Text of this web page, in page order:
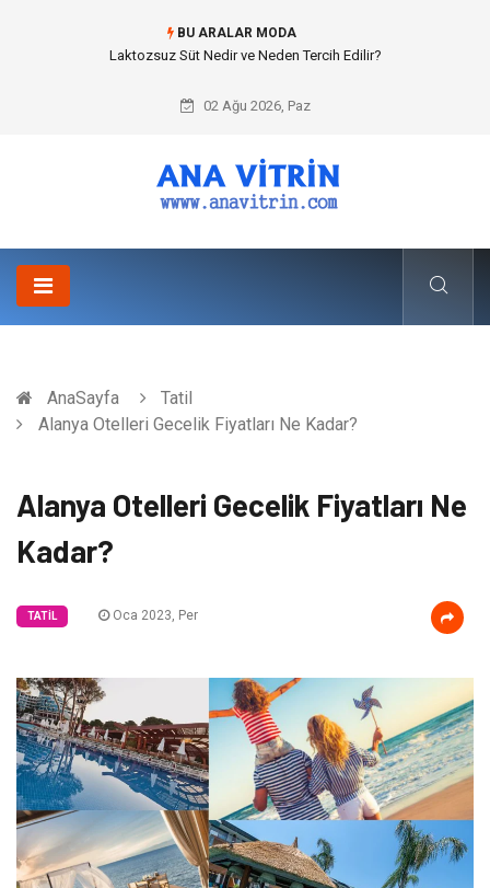
BU ARALAR MODA
Cold mix asphalt plant (Soğuk Asfalt Plenti) ile Yol Yapımında Çevreci ve
02 Ağu 2026, Paz
AnaSayfa
Tatil
Alanya Otelleri Gecelik Fiyatları Ne Kadar?
Alanya Otelleri Gecelik Fiyatları Ne
Kadar?
TATIL Oca 2023, Per